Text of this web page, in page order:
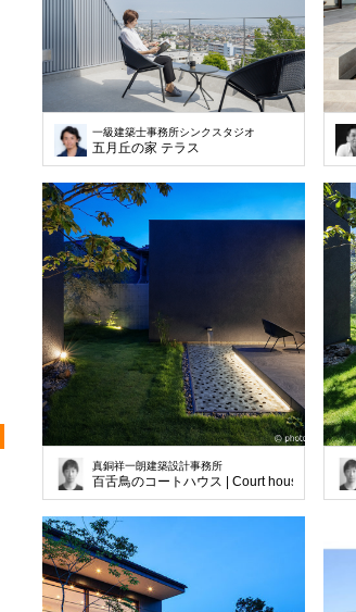
一級建築士事務所シンクスタジオ
五月丘の家 テラス
真銅祥一朗建築設計事務所
百舌鳥のコートハウス | Court house in Mozu